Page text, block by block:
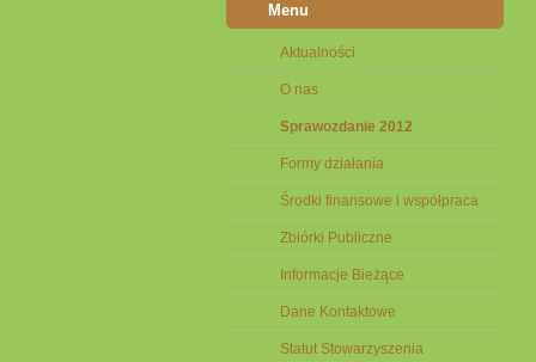
Menu
Aktualności
O nas
Sprawozdanie 2012
Formy działania
Środki finansowe i współpraca
Zbiórki Publiczne
Informacje Bieżące
Dane Kontaktowe
Statut Stowarzyszenia